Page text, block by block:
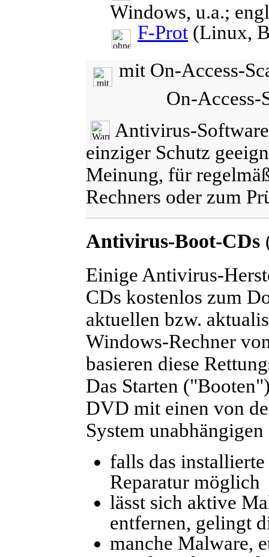
Windows, u.a.;
F-Prot (Linux,
mit On-Access-
On-Access-
Antivirus-
einziger Schutz
Meinung, für
Rechners oder zum
Antivirus-Boot-CDs
Einige Antivirus-
CDs kostenlos zum
aktuellen bzw.
Windows-Rechner
basieren diese
Das Starten
DVD mit einen von
System
falls das
Reparatur möglich
lässt sich aktive
entfernen, gelingt
manche Malware,